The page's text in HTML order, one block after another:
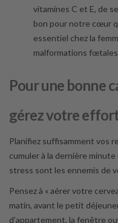
vitamines C et E, de
bon pour notre cœur
essentiel chez la
malformations
Pour une bonne
gérez votre
Planifiez suffisamment vos
cumuler à la dernière
stress sont les ennemis de
Pensez à « aérer votre
matin, avant le petit
d’appartement, la fenêtre